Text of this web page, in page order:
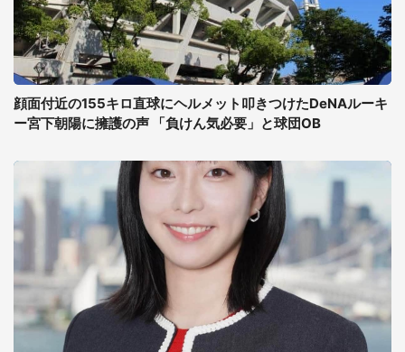
顔面付近の155キロ直球にヘルメット叩きつけたDeNAルーキ
ー宮下朝陽に擁護の声 「負けん気必要」と球団OB